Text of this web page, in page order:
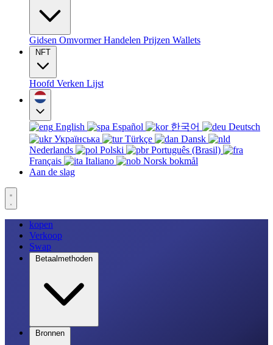
Gidsen OmvormerHandelen Prijzen Wallets
NFT
Hoofd Verken Lijst
English Español 한국어
Deutsch
Українська
Türkçe
Dansk
Nederlands
Polski
Português (Brasil)
Français
Italiano
Norsk bokmål
Aan de slag
kopen
Verkoop
Swap
Betaalmethoden
Bronnen